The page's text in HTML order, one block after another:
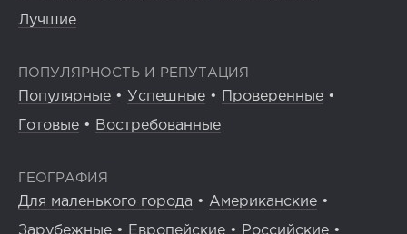
Лучшие
ПОПУЛЯРНОСТЬ И РЕПУТАЦИЯ
Популярные • Успешные • Проверенные •
Готовые • Востребованные
ГЕОГРАФИЯ
Для маленького города • Американские •
Зарубежные • Европейские • Российские •